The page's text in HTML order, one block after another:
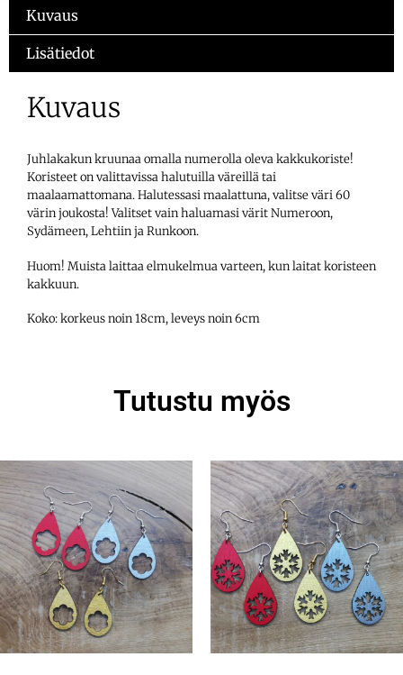
Kuvaus
Lisätiedot
Kuvaus
Juhlakakun kruunaa omalla numerolla oleva kakkukoriste!
Koristeet on valittavissa halutuilla väreillä tai
maalaamattomana. Halutessasi maalattuna, valitse väri 60
värin joukosta! Valitset vain haluamasi värit Numeroon,
Sydämeen, Lehtiin ja Runkoon.
Huom! Muista laittaa elmukelmua varteen, kun laitat koristeen
kakkuun.
Koko: korkeus noin 18cm, leveys noin 6cm
Tutustu myös